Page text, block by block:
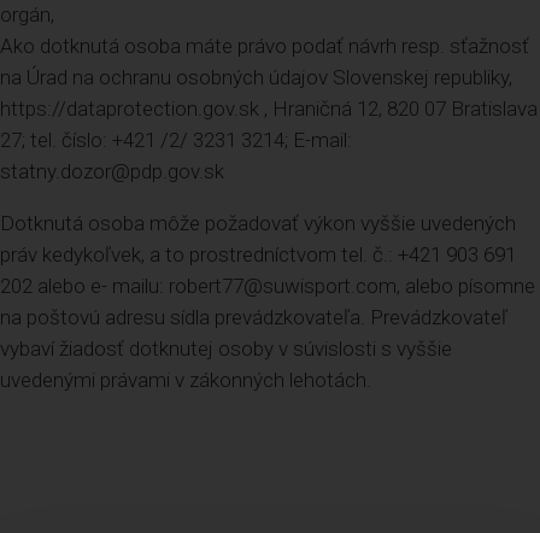
orgán,
Ako dotknutá osoba máte právo podať návrh resp. sťažnosť
na Úrad na ochranu osobných údajov Slovenskej republiky,
https://dataprotection.gov.sk , Hraničná 12, 820 07 Bratislava
27; tel. číslo: +421 /2/ 3231 3214; E-mail:
statny.dozor@pdp.gov.sk
Dotknutá osoba môže požadovať výkon vyššie uvedených
práv kedykoľvek, a to prostredníctvom tel. č.: +421 903 691
202 alebo e- mailu: robert77@suwisport.com, alebo písomne
na poštovú adresu sídla prevádzkovateľa. Prevádzkovateľ
vybaví žiadosť dotknutej osoby v súvislosti s vyššie
uvedenými právami v zákonných lehotách.